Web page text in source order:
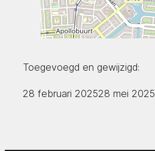
Toegevoegd en gewijzigd:
28 februari 202528 mei 2025